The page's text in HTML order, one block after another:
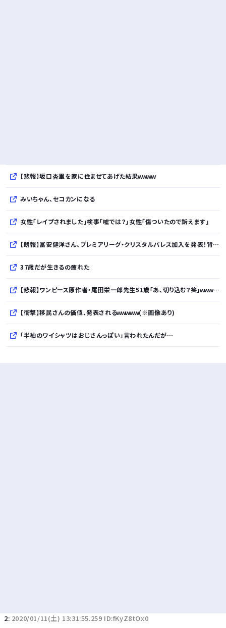
【悲報】坂口杏里を家に住ませてあげた結果ｗｗｗｗ
みいちゃん、セコカンになる
女性「レイプされました」検事「嘘では？」女性「傷ついたので訴えます」
【朗報】冨安健洋さん、プレミアリーグ・クリスタルパレス加入を発表！背番号17「望んでいた場所」ｗｗｗｗｗｗｗｗｗｗ
37歳だが生きるの疲れた
【悲報】ワンピース原作者・尾田栄一郎先生51歳「あ、切り込む？笑」ｗｗｗｗｗｗｗｗｗｗ
【衝撃】移民さんの価値、発表されるｗｗｗｗｗ(※画像あり)
「半袖のワイシャツはおじさんっぽい」言われたんだが…
2: 2020/01/11(土) 13:31:55.259 ID:fKyZ8tOx0